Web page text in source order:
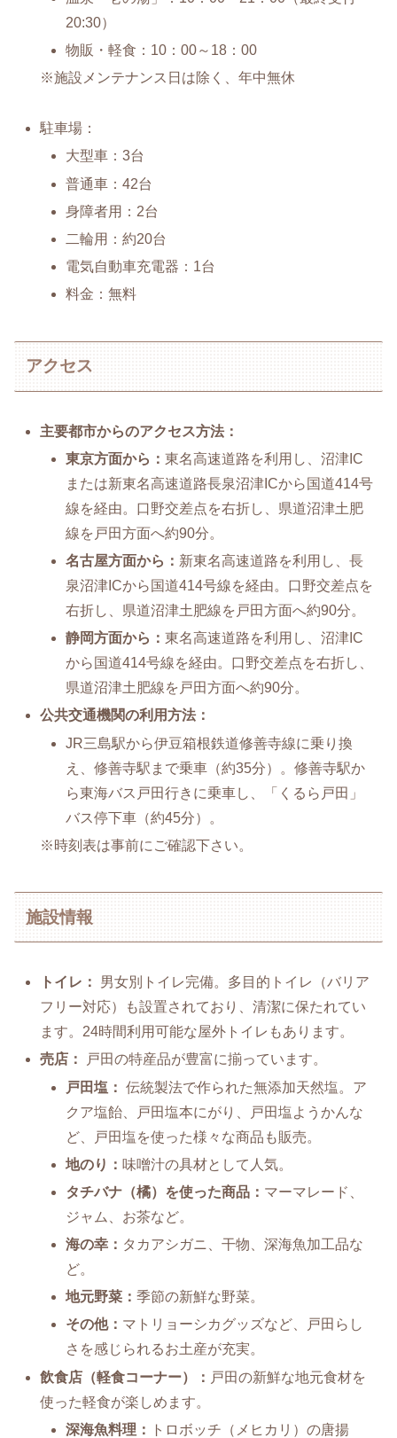
20:30）
物販・軽食：10：00～18：00
※施設メンテナンス日は除く、年中無休
駐車場：
大型車：3台
普通車：42台
身障者用：2台
二輪用：約20台
電気自動車充電器：1台
料金：無料
アクセス
主要都市からのアクセス方法：
東京方面から：東名高速道路を利用し、沼津IC
または新東名高速道路長泉沼津ICから国道414号
線を経由。口野交差点を右折し、県道沼津土肥
線を戸田方面へ約90分。
名古屋方面から： 新東名高速道路を利用し、長
泉沼津ICから国道414号線を経由。口野交差点を
右折し、県道沼津土肥線を戸田方面へ約90分。
静岡方面から：東名高速道路を利用し、沼津IC
から国道414号線を経由。口野交差点を右折し、
県道沼津土肥線を戸田方面へ約90分。
公共交通機関の利用方法：
JR三島駅から伊豆箱根鉄道修善寺線に乗り換
え、修善寺駅まで乗車（約35分）。修善寺駅か
ら東海バス戸田行きに乗車し、「くるら戸田」
バス停下車（約45分）。
※時刻表は事前にご確認下さい。
施設情報
トイレ：
男女別トイレ完備。多目的トイレ（バリア
フリー対応）も設置されており、清潔に保たれてい
ます。24時間利用可能な屋外トイレもあります。
売店：
戸田の特産品が豊富に揃っています。
戸田塩： 伝統製法で作られた無添加天然塩。ア
クア塩飴、戸田塩本にがり、戸田塩ようかんな
ど、戸田塩を使った様々な商品も販売。
地のり： 味噌汁の具材として人気。
タチバナ（橘）を使った商品： マーマレード、
ジャム、お茶など。
海の幸： タカアシガニ、干物、深海魚加工品な
ど。
地元野菜：季節の新鮮な野菜。
その他： マトリョーシカグッズなど、戸田らし
さを感じられるお土産が充実。
飲食店（軽食コーナー）： 戸田の新鮮な地元食材を
使った軽食が楽しめます。
深海魚料理：
トロボッチ（メヒカリ）の唐揚